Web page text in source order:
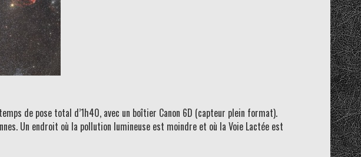
de pose total d’1h40, avec un boîtier Canon 6D (capteur plein format).
Un endroit où la pollution lumineuse est moindre et où la Voie Lactée est